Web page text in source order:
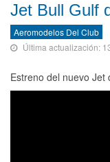
Jet Bull Gulf
Aeromodelos Del Club
Última actualización:
Estreno del nuevo Jet